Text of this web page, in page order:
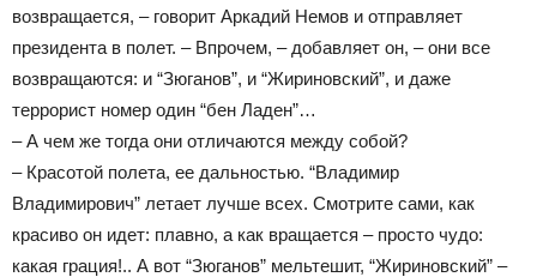
возвращается, – говорит Аркадий Немов и отправляет
президента в полет. – Впрочем, – добавляет он, – они все
возвращаются: и “Зюганов”, и “Жириновский”, и даже
террорист номер один “бен Ладен”…
– А чем же тогда они отличаются между собой?
– Красотой полета, ее дальностью. “Владимир
Владимирович” летает лучше всех. Смотрите сами, как
красиво он идет: плавно, а как вращается – просто чудо:
какая грация!.. А вот “Зюганов” мельтешит, “Жириновский” –